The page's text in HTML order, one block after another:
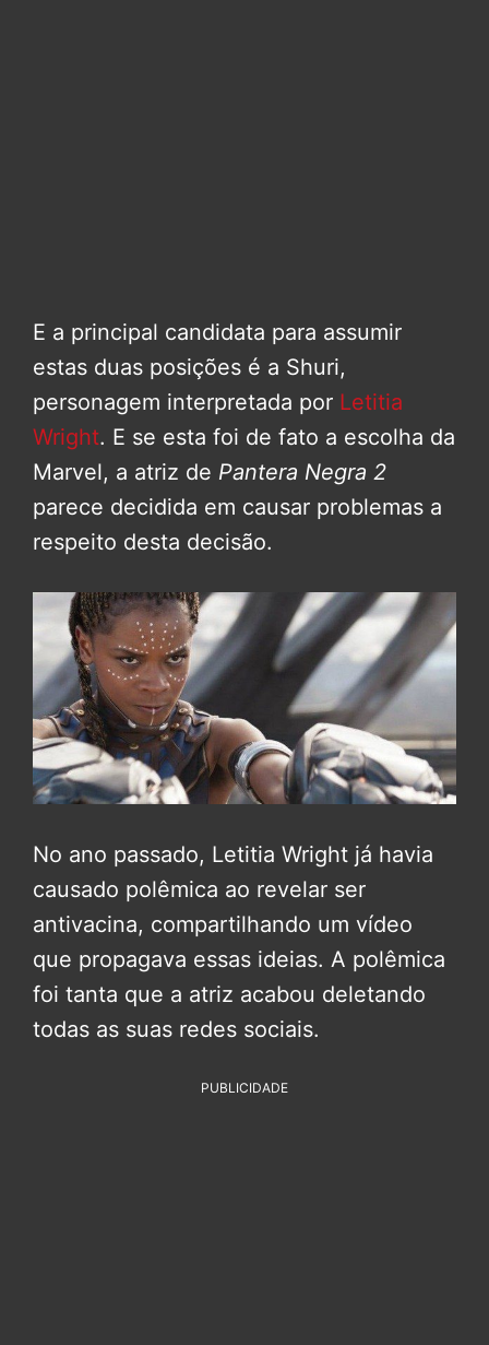
E a principal candidata para assumir
estas duas posições é a Shuri,
personagem interpretada por Letitia
Wright. E se esta foi de fato a escolha da
Marvel, a atriz de Pantera Negra 2
parece decidida em causar problemas a
respeito desta decisão.
No ano passado, Letitia Wright já havia
causado polêmica ao revelar ser
antivacina, compartilhando um vídeo
que propagava essas ideias. A polêmica
foi tanta que a atriz acabou deletando
todas as suas redes sociais.
PUBLICIDADE